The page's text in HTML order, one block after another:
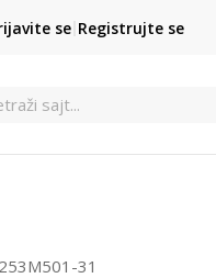
POZOVITE NAS
011 422 1422
se Registrujte se
31